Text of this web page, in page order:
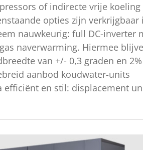
of indirecte vrije koeling
opties zijn
nauwkeurig: full DC-inverter
naverwarming. Hiermee
van +/- 0,3 graden en 2%
aanbod koudwater-units
efficiënt en stil: displacement